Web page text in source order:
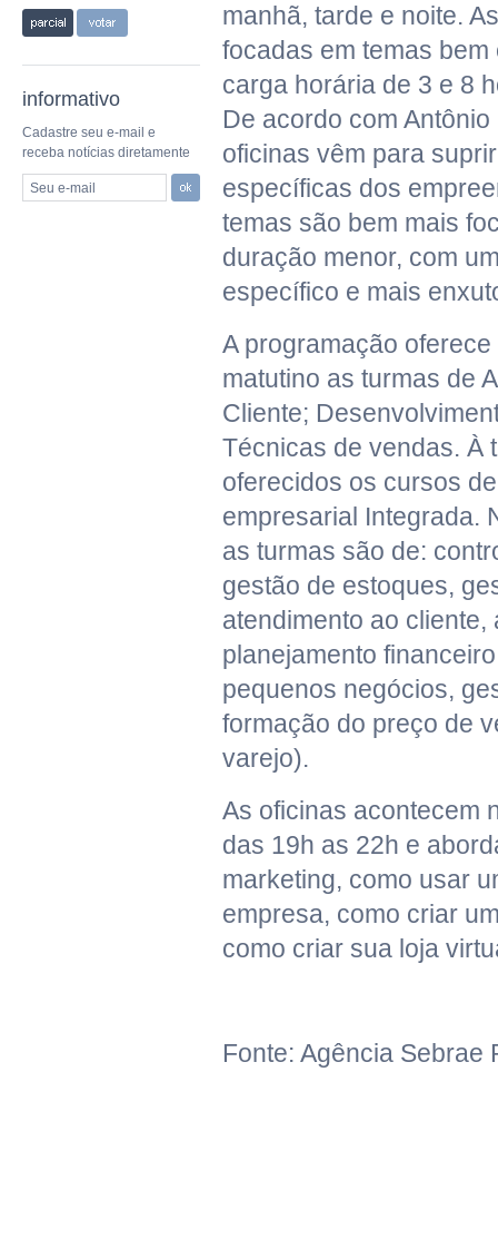
informativo
Cadastre seu e-mail e
receba notícias diretamente
Seu e-mail
manhã, tarde e noite.
focadas em temas
carga horária de 3 e 8
De acordo com
oficinas vêm para
específicas dos
temas são bem mais
duração menor, com
específico e mais
A programação
matutino as turmas de
Cliente;
Técnicas de vendas. À
oferecidos os cursos
empresarial Integrada.
as turmas são de:
gestão de estoques,
atendimento ao cliente,
planejamento
pequenos negócios,
formação do preço de
varejo).
As oficinas acontecem
das 19h as 22h e
marketing, como usar
empresa, como criar
como criar sua loja
Fonte: Agência Sebrae